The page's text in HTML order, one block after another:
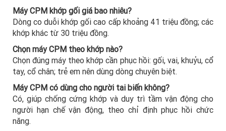
Máy CPM khớp gối giá bao nhiêu?
Dòng co duỗi khớp gối cao cấp khoảng 41 triệu đồng; các
khớp khác từ 30 triệu đồng.
Chọn máy CPM theo khớp nào?
Chọn đúng máy theo khớp cần phục hồi: gối, vai, khuỷu, cổ
tay, cổ chân; trẻ em nên dùng dòng chuyên biệt.
Máy CPM có dùng cho người tai biến không?
Có, giúp chống cứng khớp và duy trì tầm vận động cho
người hạn chế vận động, theo chỉ định phục hồi chức
năng.